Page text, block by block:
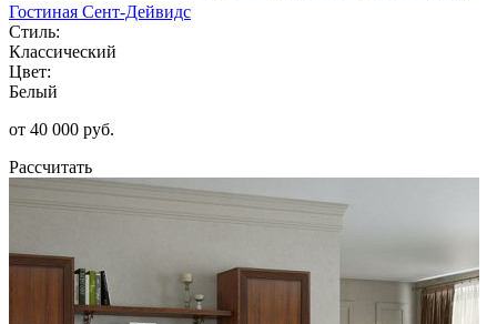
Гостиная Сент-Дейвидс
Стиль:
Классический
Цвет:
Белый
от 40 000 руб.
Рассчитать